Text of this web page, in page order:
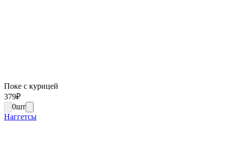
Поке с курицей
379₽
0шт
Наггетсы